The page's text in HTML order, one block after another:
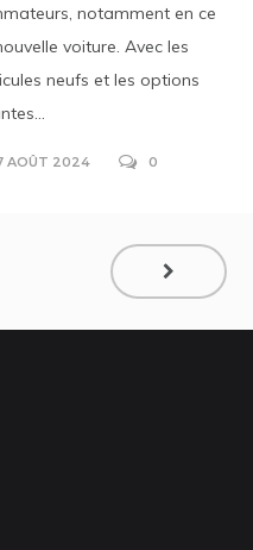
notamment en ce
voiture. Avec les
neufs et les options
AOÛT 2024 0